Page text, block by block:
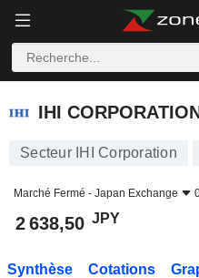
IHI CORPORATION
IHI
Secteur IHI Corporation
Marché Fermé - Japan Exchange
2 638,50 JPY
Synthèse Cotations